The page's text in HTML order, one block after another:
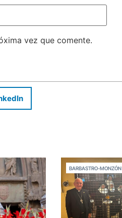
vez que comente.
BARBASTRO-MONZÓN